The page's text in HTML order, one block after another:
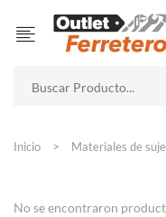
Inicio Materiales de
No se encontraron